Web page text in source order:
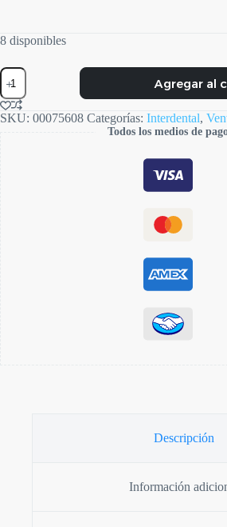
8 disponibles
Soft
Pick
Medium
cantidad
Agregar al
SKU: 00075608 Categorías: Interdental,
Todos los medios de
Descripción
Información